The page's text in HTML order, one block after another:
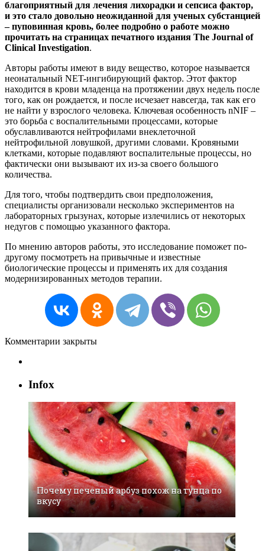
благоприятный для лечения лихорадки и сепсиса фактор,
и это стало довольно неожиданной для ученых субстанцией
– пуповинная кровь, более подробно о работе можно
прочитать на страницах печатного издания The Journal of
Clinical Investigation.
Авторы работы имеют в виду вещество, которое называется
неонатальный NET-ингибирующий фактор. Этот фактор
находится в крови младенца на протяжении двух недель после
того, как он рождается, и после исчезает навсегда, так как его
не найти у взрослого человека. Ключевая особенность nNIF –
это борьба с воспалительными процессами, которые
обуславливаются нейтрофилами внеклеточной
нейтрофильной ловушкой, другими словами. Кровяными
клетками, которые подавляют воспалительные процессы, но
фактически они вызывают их из-за своего большого
количества.
Для того, чтобы подтвердить свои предположения,
специалисты организовали несколько экспериментов на
лабораторных грызунах, которые излечились от некоторых
недугов с помощью указанного фактора.
По мнению авторов работы, это исследование поможет по-
другому посмотреть на привычные и известные
биологические процессы и применять их для создания
модернизированных методов терапии.
Комментарии закрыты
Infox
Почему печеный арбуз похож на тунца по
вкусу